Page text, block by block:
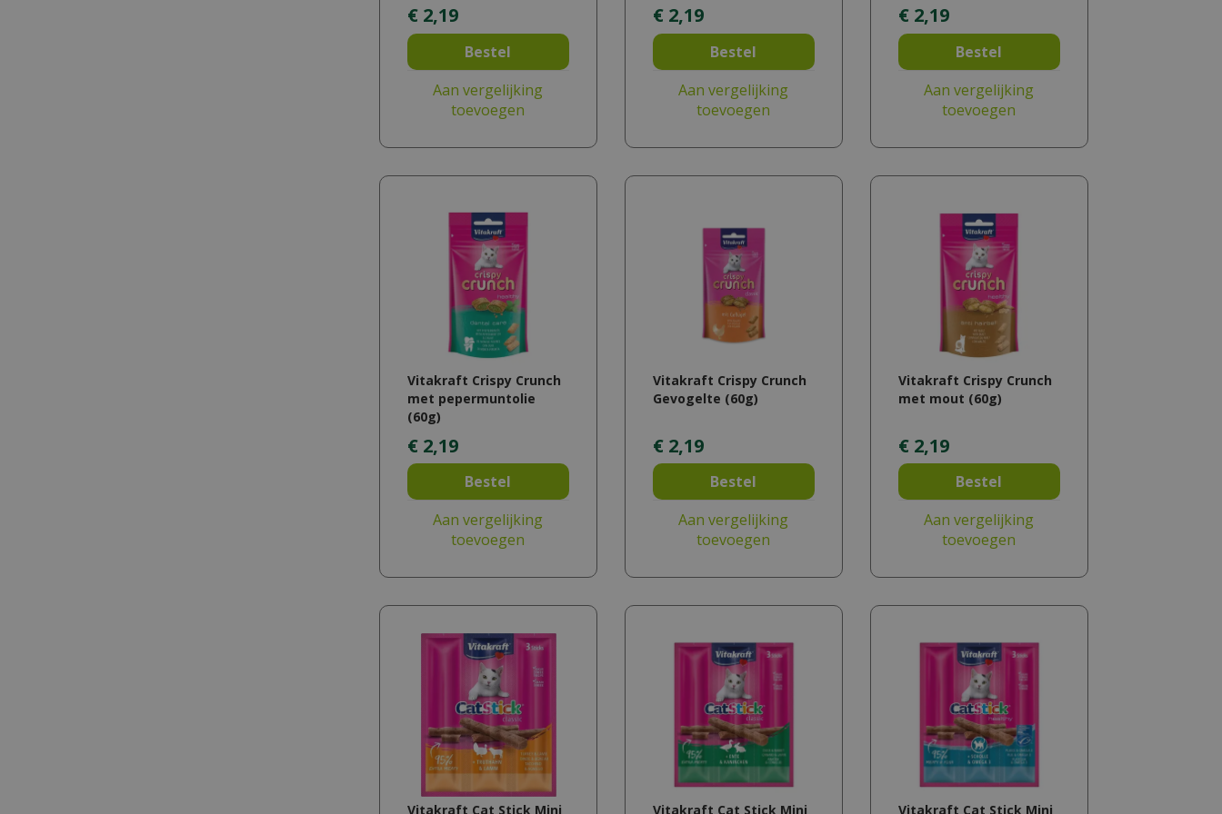
€ 2,19
Bestel
Aan vergelijking
toevoegen
€ 2,19
Bestel
Aan vergelijking
toevoegen
€ 2,19
Bestel
Aan vergelijking
toevoegen
Vitakraft Crispy Crunch
met pepermuntolie
(60g)
€ 2,19
Bestel
Aan vergelijking
toevoegen
Vitakraft Crispy Crunch
Gevogelte (60g)
€ 2,19
Bestel
Aan vergelijking
toevoegen
Vitakraft Crispy Crunch
met mout (60g)
€ 2,19
Bestel
Aan vergelijking
toevoegen
Vitakraft Cat Stick Mini Vitakraft Cat Stick Mini Vitakraft Cat Stick Mini